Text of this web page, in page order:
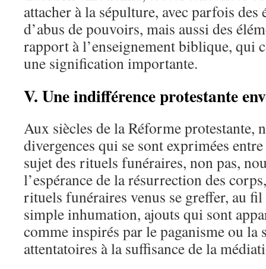
attacher à la sépulture, avec parfois
d’abus de pouvoirs, mais aussi des
rapport à l’enseignement biblique, qui
une signification importante.
V. Une indifférence protestante
Aux siècles de la Réforme protestante,
divergences qui se sont exprimées
sujet des rituels funéraires, non pas,
l’espérance de la résurrection des
rituels funéraires venus se greffer, au fil
simple inhumation, ajouts qui sont
comme inspirés par le paganisme ou
attentatoires à la suffisance de la